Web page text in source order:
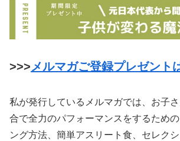
>>>メルマガご登録プレゼント
私が発行しているメルマガでは、お子
合で全力のパフォーマンスをするため
ング方法、簡単アスリート食、セレク